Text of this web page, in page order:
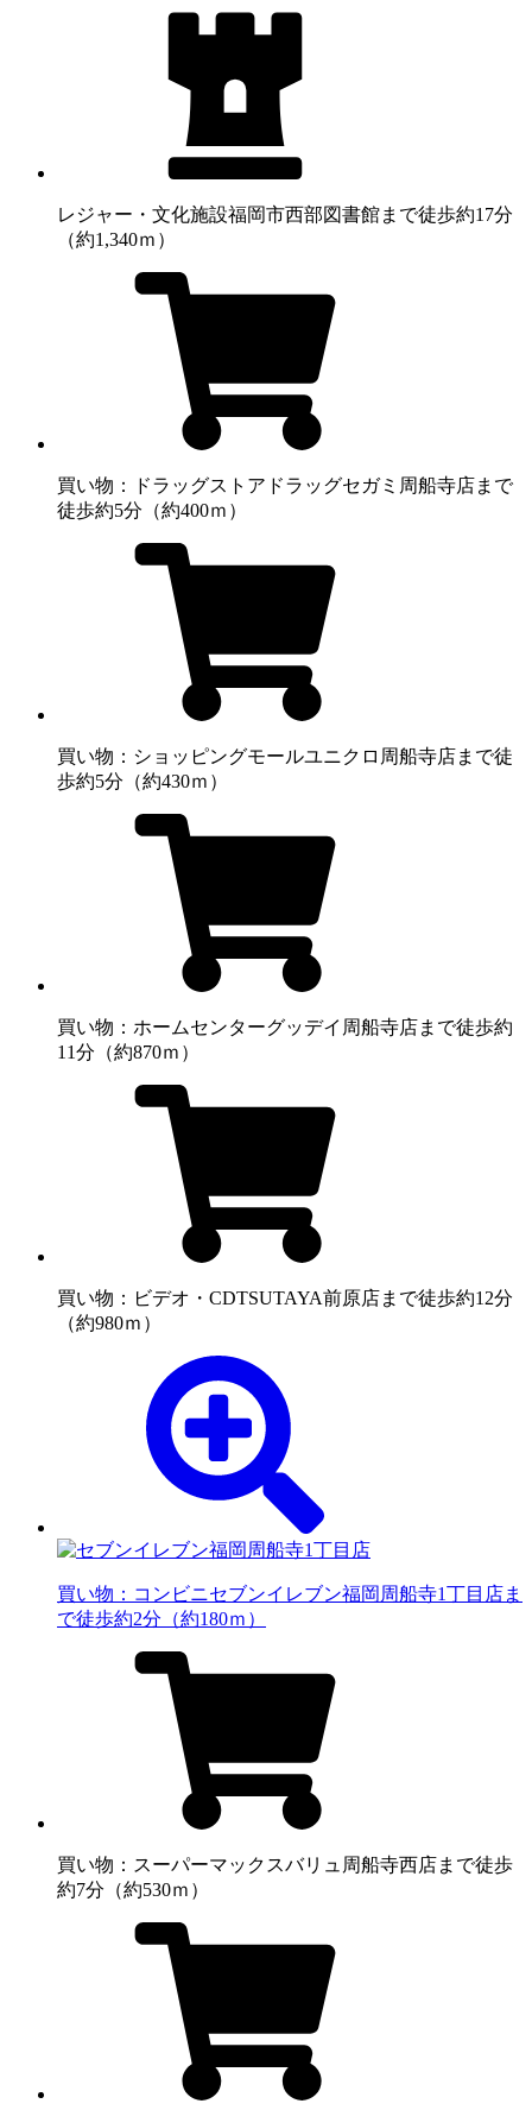
レジャー・文化施設福岡市西部図書館まで徒歩約17分
（約1,340ｍ）
買い物：ドラッグストア ドラッグセガミ周船寺店まで
徒歩約5分（約400ｍ）
買い物：ショッピングモールユニクロ周船寺店まで徒
歩約5分（約430ｍ）
買い物：ホームセンターグッデイ周船寺店まで徒歩約
11分（約870ｍ）
買い物：ビデオ・CDTSUTAYA前原店まで徒歩約12分
（約980ｍ）
買い物：コンビニセブンイレブン福岡周船寺1丁目店ま
で徒歩約2分（約180ｍ）
買い物：スーパーマックスバリュ周船寺西店まで徒歩
約7分（約530ｍ）